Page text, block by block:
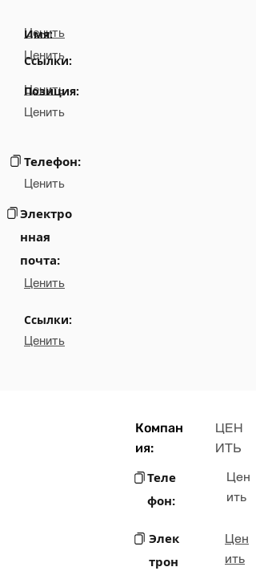
Ценить
Ссылки:
Ценить
Имя:
Ценить
Позиция:
Ценить
Телефон:
Ценить
Электро
нная
почта:
Ценить
Ссылки:
Ценить
Компан
ия:
ЦЕН
ИТЬ
Теле
фон:
Цен
ить
Элек
трон
Цен
ить